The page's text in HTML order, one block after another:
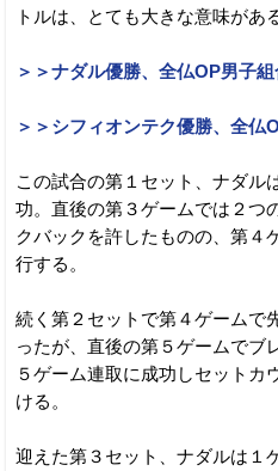
トルは、とても大きな意味があ
＞＞ナダル優勝、全仏OP男子
＞＞シフィオンテク優勝、全仏
この試合の第１セット、ナダル
功。直後の第３ゲームでは２つ
クバックを許したものの、第４
行する。
続く第２セットで第４ゲームで
ったが、直後の第５ゲームでブ
５ゲーム連取に成功しセットカ
ける。
迎えた第３セット、ナダルは１